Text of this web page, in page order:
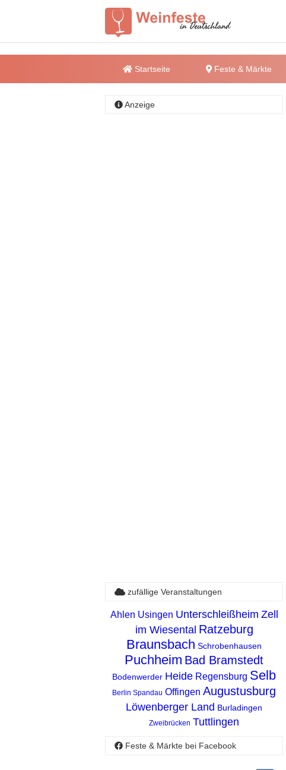
Startseite Feste & Märkte
Anzeige
zufällige Veranstaltungen
Ahlen Usingen Unterschleißheim Zell
im Wiesental Ratzeburg
Braunsbach Schrobenhausen
Puchheim Bad Bramstedt
Bodenwerder Heide Regensburg Selb
Berlin Spandau Offingen Augustusburg
Löwenberger Land Burladingen
Zweibrücken Tuttlingen
Feste & Märkte bei Facebook